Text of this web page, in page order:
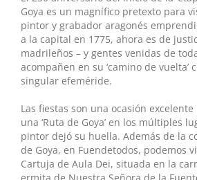
Goya es un magnífico pretexto para
pintor y grabador aragonés
a la capital en 1775, ahora es de
madrileños – y gentes venidas de
acompañen en su ‘camino de vuelta’
singular efeméride.
Las fiestas son una ocasión
una ‘Ruta de Goya’ en los múltiples
pintor dejó su huella. Además de la
de Goya, en Fuendetodos, podemos
Cartuja de Aula Dei, situada en la